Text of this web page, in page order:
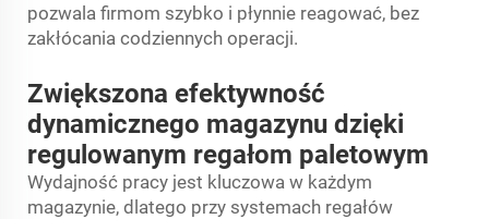
pozwala firmom szybko i płynnie reagować, bez
zakłócania codziennych operacji.
Zwiększona efektywność
dynamicznego magazynu dzięki
regulowanym regałom paletowym
Wydajność pracy jest kluczowa w każdym
magazynie, dlatego przy systemach regałów